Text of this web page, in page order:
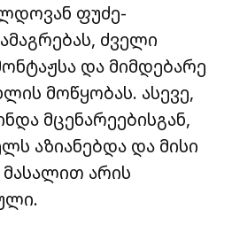
ფუძე-
ძველი
და მიმდებარე
მოწყობას. ასევე,
მცენარეებისგან,
აზიანებდა და მისი
არის